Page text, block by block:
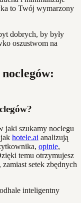
to Twój wymarzony
dobrych, by były
oszustwom na
jaki szukamy noclegu
hotele.ai analizują
opinie,
temu otrzymujesz
setek zbędnych